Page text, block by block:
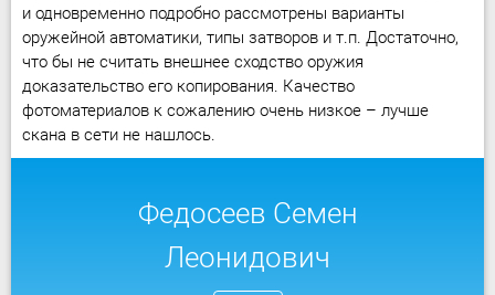
и одновременно подробно рассмотрены варианты
оружейной автоматики, типы затворов и т.п. Достаточно,
что бы не считать внешнее сходство оружия
доказательство его копирования. Качество
фотоматериалов к сожалению очень низкое – лучше
скана в сети не нашлось.
Федосеев Семен
Леонидович